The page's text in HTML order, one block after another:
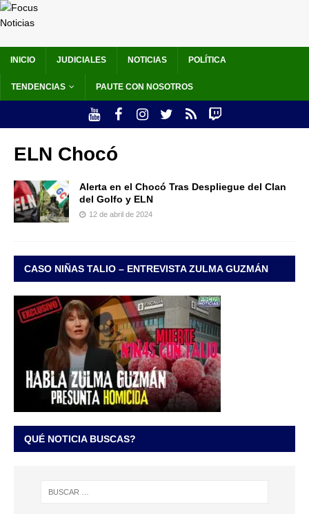
INICIO JUDICIALES NOTICIAS POLÍTICA
TENDENCIAS PAUTE CON NOSOTROS
ELN Chocó
Alerta en el Chocó Tras Despliegue del Clan
del Golfo y ELN
12 de abril de 2024
CASO NIÑAS TALIO – ENTREVISTA ZULMA GUZMÁN
QUÉ NOTICIA BUSCAS?